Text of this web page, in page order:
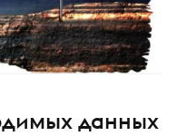
данных